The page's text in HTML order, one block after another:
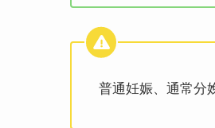
普通妊娠、通常分